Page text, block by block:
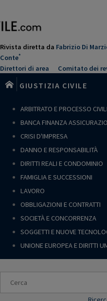
contenuto
Rivista diretta da Fabrizio Di
Conte*
Direttori di area Comitato dei
GIUSTIZIA CIVILE
ARBITRATO E PROCESSO
BANCA FINANZA
CRISI D'IMPRESA
DANNO E RESPONSABILITÀ
DIRITTI REALI E CONDOMINIO
FAMIGLIA E SUCCESSIONI
LAVORO
OBBLIGAZIONI E CONTRATTI
SOCIETÀ E CONCORRENZA
SOGGETTI E NUOVE
UNIONE EUROPEA E DIRITTI